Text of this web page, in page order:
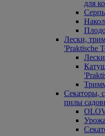
для
Лески,
'Praktische
Секаторы,
пилы